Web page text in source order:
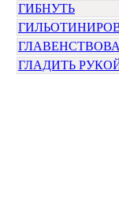
ГИБНУТЬ
ГЛАДИТЬ